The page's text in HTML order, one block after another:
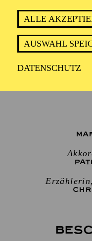
ALLE
AUSWAHL
DATENSCHUTZ
1